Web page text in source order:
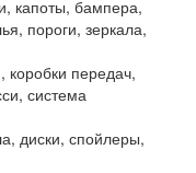
капоты, бампера,
пороги, зеркала,
коробки передач,
система
диски, спойлеры,